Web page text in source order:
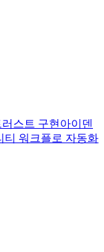
스트 구현 아이덴
티 워크플로 자동화